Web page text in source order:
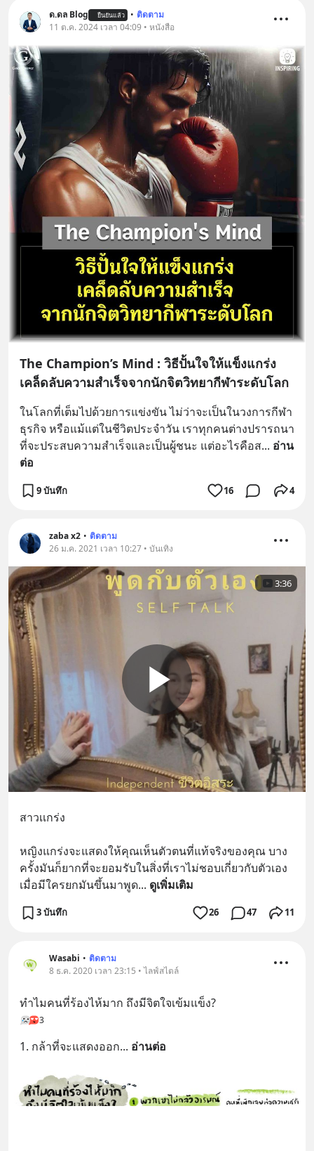
ด.ดล Blog ยืนยันแล้ว • ติดตาม
11 ต.ค. 2024 เวลา 04:09 • หนังสือ
The Champion’s Mind : วิธีปั้นใจให้แข็งแกร่ง
เคล็ดลับความสำเร็จจากนักจิตวิทยากีฬาระดับโลก
ในโลกที่เต็มไปด้วยการแข่งขัน ไม่ว่าจะเป็นในวงการกีฬา
ธุรกิจ หรือแม้แต่ในชีวิตประจำวัน เราทุกคนต่างปรารถนา
ที่จะประสบความสำเร็จและเป็นผู้ชนะ แต่อะไรคือส... อ่าน
ต่อ
9 บันทึก 16 4
zaba x2 • ติดตาม
26 ม.ค. 2021 เวลา 10:27 • บันเทิง
3:36
สาวเเกร่ง
หญิงแกร่งจะแสดงให้คุณเห็นตัวตนที่แท้จริงของคุณ บาง
ครั้งมันก็ยากที่จะยอมรับในสิ่งที่เราไม่ชอบเกี่ยวกับตัวเอง
เมื่อมีใครยกมันขึ้นมาพูด... ดูเพิ่มเติม
3 บันทึก 26 47 11
Wasabi • ติดตาม
8 ธ.ค. 2020 เวลา 23:15 • ไลฟ์สไตล์
ทำไมคนที่ร้องไห้มาก ถึงมีจิตใจเข้มแข็ง?
3
1. กล้าที่จะแสดงออก... อ่านต่อ